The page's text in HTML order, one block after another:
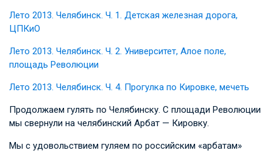
Лето 2013. Челябинск. Ч. 1. Детская железная дорога,
ЦПКиО
Лето 2013. Челябинск. Ч. 2. Университет, Алое поле,
площадь Революции
Лето 2013. Челябинск. Ч. 4. Прогулка по Кировке, мечеть
Продолжаем гулять по Челябинску. С площади Революции
мы свернули на челябинский Арбат — Кировку.
Мы с удовольствием гуляем по российским «арбатам»